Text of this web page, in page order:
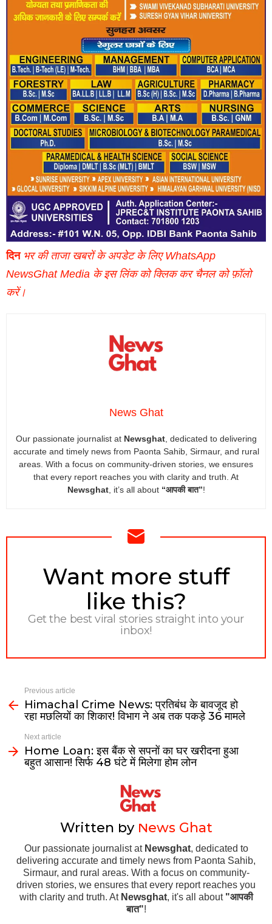
दिनभर की ताजा खबरों के अपडेट के लिए WhatsApp
NewsGhat Media के इस लिंक को क्लिक कर चैनल को फ़ॉलो
करें।
News Ghat
Our passionate journalist at Newsghat, dedicated to delivering
accurate and timely news from Paonta Sahib, Sirmaur, and rural
areas. With a focus on community-driven stories, we ensures
that every report reaches you with clarity and truth. At
Newsghat, it’s all about “आपकी बात”!
NEWSLETTER
Want more stuff
like this?
Get the best viral stories straight into your
inbox!
Previous article
Himachal Crime News: प्रतिबंध के बावजूद हाे
रहा मछलियाें का शिकार! विभाग ने अब तक पकड़े 36 मामले
Next article
Home Loan: इस बैंक से सपनों का घर खरीदना हुआ
बहुत आसान! सिर्फ 48 घंटे में मिलेगा होम लोन
Written by News Ghat
Our passionate journalist at Newsghat, dedicated to
delivering accurate and timely news from Paonta Sahib,
Sirmaur, and rural areas. With a focus on community-
driven stories, we ensures that every report reaches you
with clarity and truth. At Newsghat, it's all about "आपकी
बात"!